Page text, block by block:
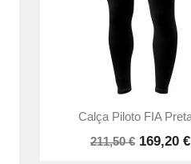
 Vista rápida
Calça Piloto FIA
211,50 € 169,20 €